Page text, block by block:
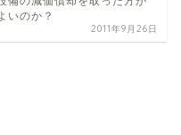
いのか​？
2011年9月26日